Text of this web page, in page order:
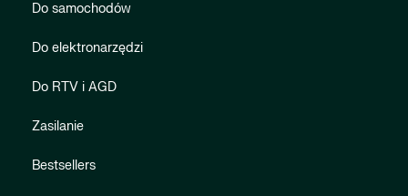
Do samochodów
Do elektronarzędzi
Do RTV i AGD
Zasilanie
Bestsellers